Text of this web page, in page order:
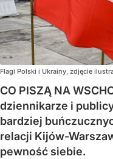
Flagi Polski i Ukrainy, zdjęcie
CO PISZĄ NA
dziennikarze i
bardziej
relacji Kijów-
pewność siebie.